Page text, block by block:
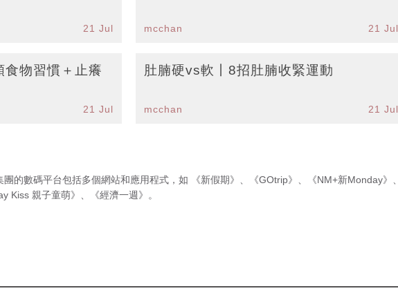
21 Jul mcchan 21 Jul
物習慣＋止癢
21 Jul
肚腩硬vs軟丨8招肚腩收緊運動
mcchan 21 Jul
團的數碼平台包括多個網站和應用程式，如 《新假期》 、 《GOtrip》 、 《NM+新Monday》 、
Kiss 親子童萌》 、 《經濟一週》 。